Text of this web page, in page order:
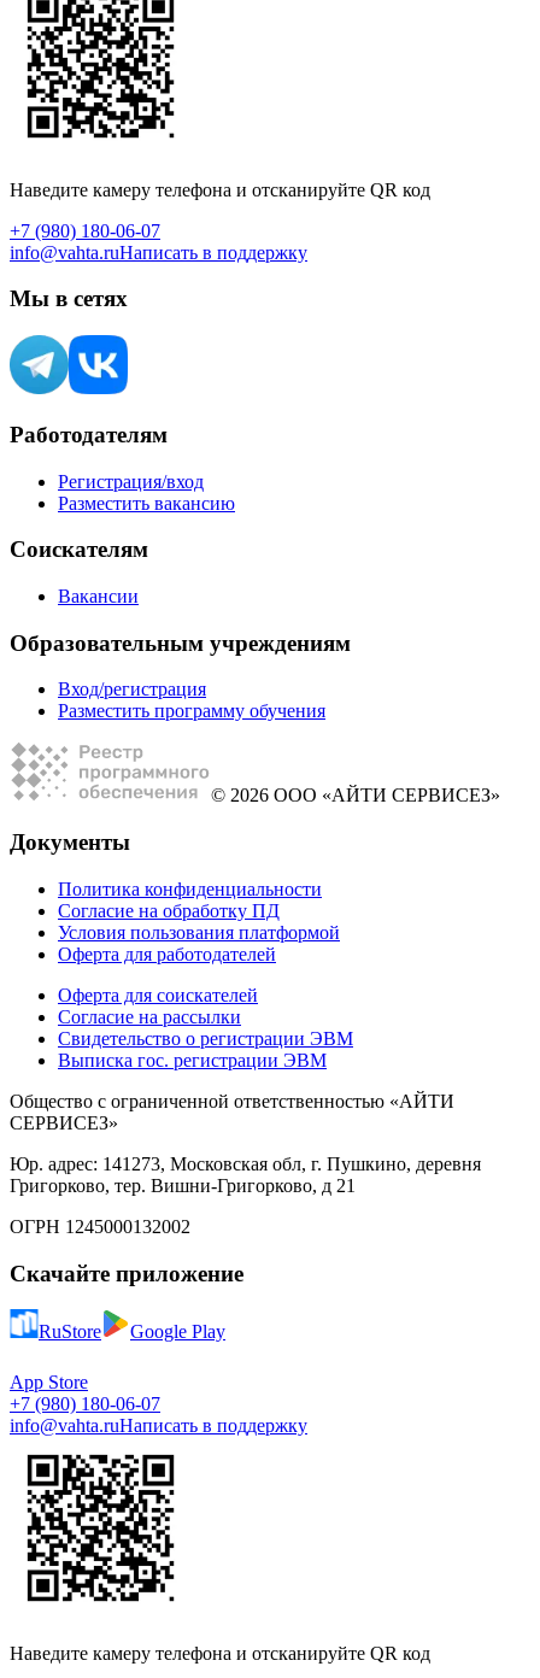
Наведите камеру телефона и отсканируйте QR код
+7 (980) 180-06-07
info@vahta.ruНаписать в поддержку
Мы в сетях
Работодателям
Регистрация/вход
Разместить вакансию
Соискателям
Вакансии
Образовательным учреждениям
Вход/регистрация
Разместить программу обучения
© 2026 ООО «АЙТИ СЕРВИСЕЗ»
Документы
Политика конфиденциальности
Согласие на обработку ПД
Условия пользования платформой
Оферта для работодателей
Оферта для соискателей
Согласие на рассылки
Свидетельство о регистрации ЭВМ
Выписка гос. регистрации ЭВМ
Общество с ограниченной ответственностью «АЙТИ
СЕРВИСЕЗ»
Юр. адрес: 141273, Московская обл, г. Пушкино, деревня
Григорково, тер. Вишни-Григорково, д 21
ОГРН 1245000132002
Скачайте приложение
RuStore Google Play
App Store
+7 (980) 180-06-07
info@vahta.ruНаписать в поддержку
Наведите камеру телефона и отсканируйте QR код